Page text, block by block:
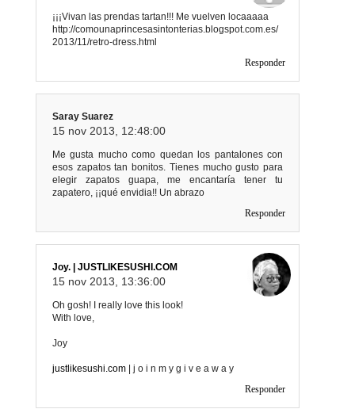
¡¡¡Vivan las prendas tartan!!! Me vuelven locaaaaa
http://comounaprincesasintonterias.blogspot.com.es/
2013/11/retro-dress.html
Responder
Saray Suarez
15 nov 2013, 12:48:00
Me gusta mucho como quedan los pantalones con
esos zapatos tan bonitos. Tienes mucho gusto para
elegir zapatos guapa, me encantaría tener tu
zapatero, ¡¡qué envidia!! Un abrazo
Responder
Joy. | JUSTLIKESUSHI.COM
15 nov 2013, 13:36:00
Oh gosh! I really love this look!
With love,
Joy
justlikesushi.com | j o i n m y g i v e a w a y
Responder